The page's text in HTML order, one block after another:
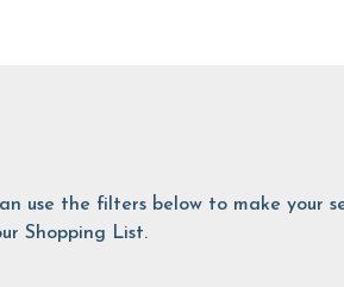
use the filters below to make your
Shopping List.